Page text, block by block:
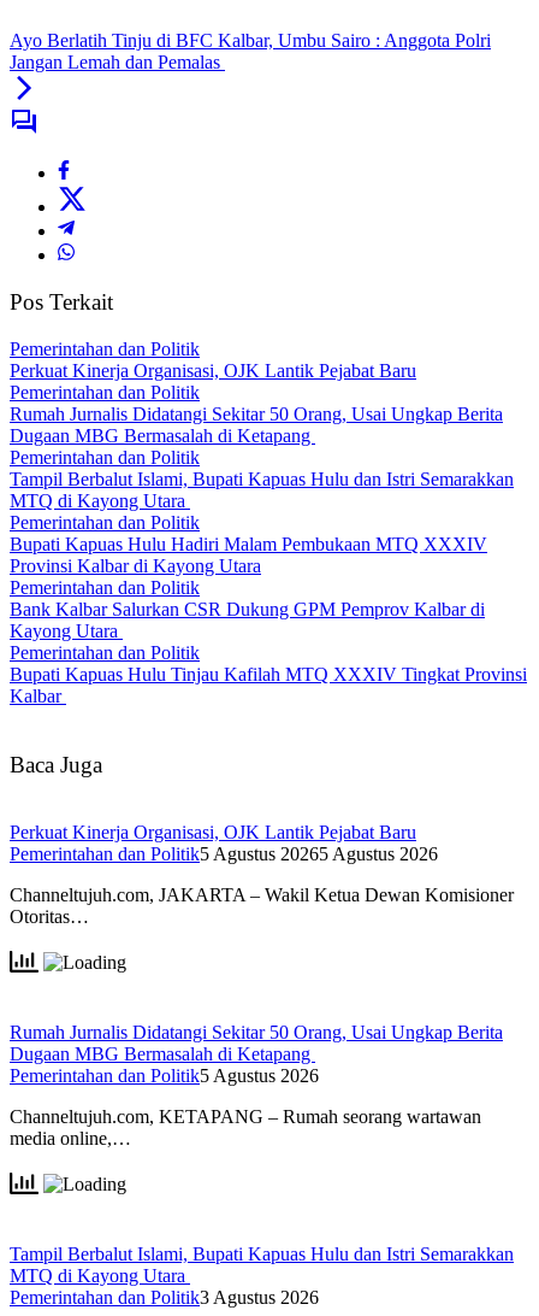
Ayo Berlatih Tinju di BFC Kalbar, Umbu Sairo : Anggota Polri
Jangan Lemah dan Pemalas
Pos Terkait
Pemerintahan dan Politik
Perkuat Kinerja Organisasi, OJK Lantik Pejabat Baru
Pemerintahan dan Politik
Rumah Jurnalis Didatangi Sekitar 50 Orang, Usai Ungkap Berita
Dugaan MBG Bermasalah di Ketapang
Pemerintahan dan Politik
Tampil Berbalut Islami, Bupati Kapuas Hulu dan Istri Semarakkan
MTQ di Kayong Utara
Pemerintahan dan Politik
Bupati Kapuas Hulu Hadiri Malam Pembukaan MTQ XXXIV
Provinsi Kalbar di Kayong Utara
Pemerintahan dan Politik
Bank Kalbar Salurkan CSR Dukung GPM Pemprov Kalbar di
Kayong Utara
Pemerintahan dan Politik
Bupati Kapuas Hulu Tinjau Kafilah MTQ XXXIV Tingkat Provinsi
Kalbar
Baca Juga
Perkuat Kinerja Organisasi, OJK Lantik Pejabat Baru
Pemerintahan dan Politik5 Agustus 20265 Agustus 2026
Channeltujuh.com, JAKARTA – Wakil Ketua Dewan Komisioner
Otoritas…
Rumah Jurnalis Didatangi Sekitar 50 Orang, Usai Ungkap Berita
Dugaan MBG Bermasalah di Ketapang
Pemerintahan dan Politik5 Agustus 2026
Channeltujuh.com, KETAPANG – Rumah seorang wartawan
media online,…
Tampil Berbalut Islami, Bupati Kapuas Hulu dan Istri Semarakkan
MTQ di Kayong Utara
Pemerintahan dan Politik3 Agustus 2026